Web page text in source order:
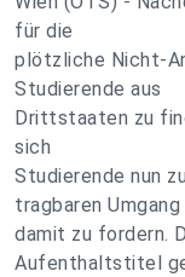
für die
plötzliche Nicht-
Studierende aus
Drittstaaten zu
sich
Studierende nun
tragbaren Umgang
damit zu fordern.
Aufenthaltstitel